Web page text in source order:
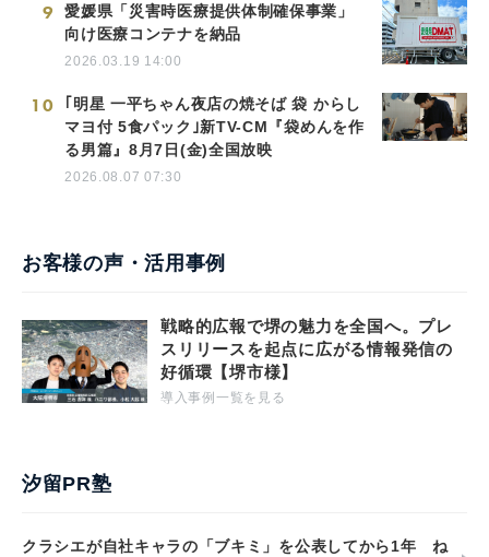
9
愛媛県「災害時医療提供体制確保事業」
向け医療コンテナを納品
2026.03.19 14:00
10
｢明星 一平ちゃん夜店の焼そば 袋 からし
マヨ付 5食パック｣新TV-CM『袋めんを作
る男篇』8月7日(金)全国放映
2026.08.07 07:30
お客様の声・活用事例
戦略的広報で堺の魅力を全国へ。プレ
スリリースを起点に広がる情報発信の
好循環【堺市様】
導入事例一覧を見る
汐留PR塾
クラシエが自社キャラの「ブキミ」を公表してから1年 ね